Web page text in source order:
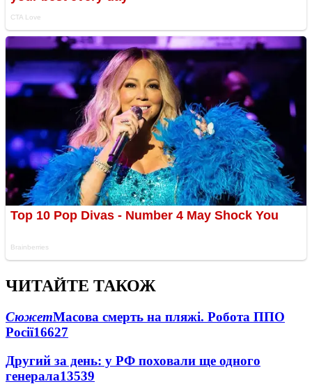
ЧИТАЙТЕ ТАКОЖ
СюжетМасова смерть на пляжі. Робота ППО
Росії16627
Другий за день: у РФ поховали ще одного
генерала13539